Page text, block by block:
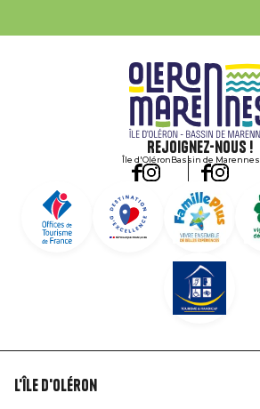
Rejoignez-nous !
Île d'OléronBassin de Marennes
Liens
L'île d'Oléron